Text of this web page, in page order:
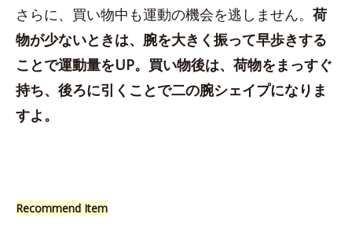
さらに、買い物中も運動の機会を逃しません。 荷
物が少ないときは、腕を大きく振って早歩きする
ことで運動量をUP。買い物後は、荷物をまっすぐ
持ち、後ろに引くことで二の腕シェイプになりま
すよ。
Recommend Item